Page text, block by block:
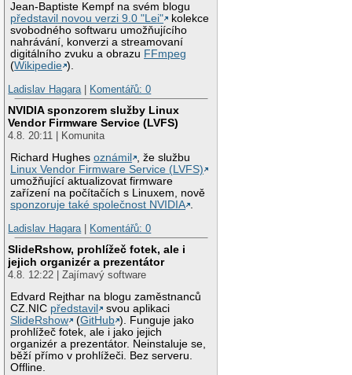
Jean-Baptiste Kempf na svém blogu
představil novou verzi 9.0 "Lei"
kolekce
svobodného softwaru umožňujícího
nahrávání, konverzi a streamovaní
digitálního zvuku a obrazu FFmpeg
(Wikipedie ).
Ladislav Hagara| Komentářů: 0
NVIDIA sponzorem služby Linux
Vendor Firmware Service (LVFS)
4.8. 20:11 | Komunita
Richard Hughesoznámil
, že službu
Linux Vendor Firmware Service (LVFS)
umožňující aktualizovat firmware
zařízení na počítačích s Linuxem, nově
sponzoruje také společnost NVIDIA .
Ladislav Hagara| Komentářů: 0
SlideRshow, prohlížeč fotek, ale i
jejich organizér a prezentátor
4.8. 12:22 | Zajímavý software
Edvard Rejthar na blogu zaměstnanců
CZ.NIC představil
svou aplikaci
SlideRshow
(GitHub ). Funguje jako
prohlížeč fotek, ale i jako jejich
organizér a prezentátor. Neinstaluje se,
běží přímo v prohlížeči. Bez serveru.
Offline.